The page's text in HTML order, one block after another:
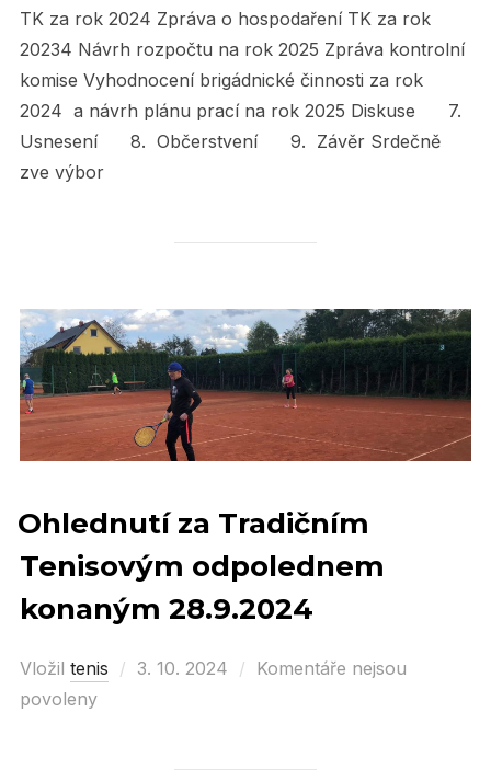
TK za rok 2024 Zpráva o hospodaření TK za rok
20234 Návrh rozpočtu na rok 2025 Zpráva kontrolní
komise Vyhodnocení brigádnické činnosti za rok
2024 a návrh plánu prací na rok 2025 Diskuse 7.
Usnesení 8. Občerstvení 9. Závěr Srdečně
zve výbor
Ohlednutí za Tradičním
Tenisovým odpolednem
konaným 28.9.2024
Vložil tenis
Posted
3. 10. 2024
Komentáře nejsou
povoleny